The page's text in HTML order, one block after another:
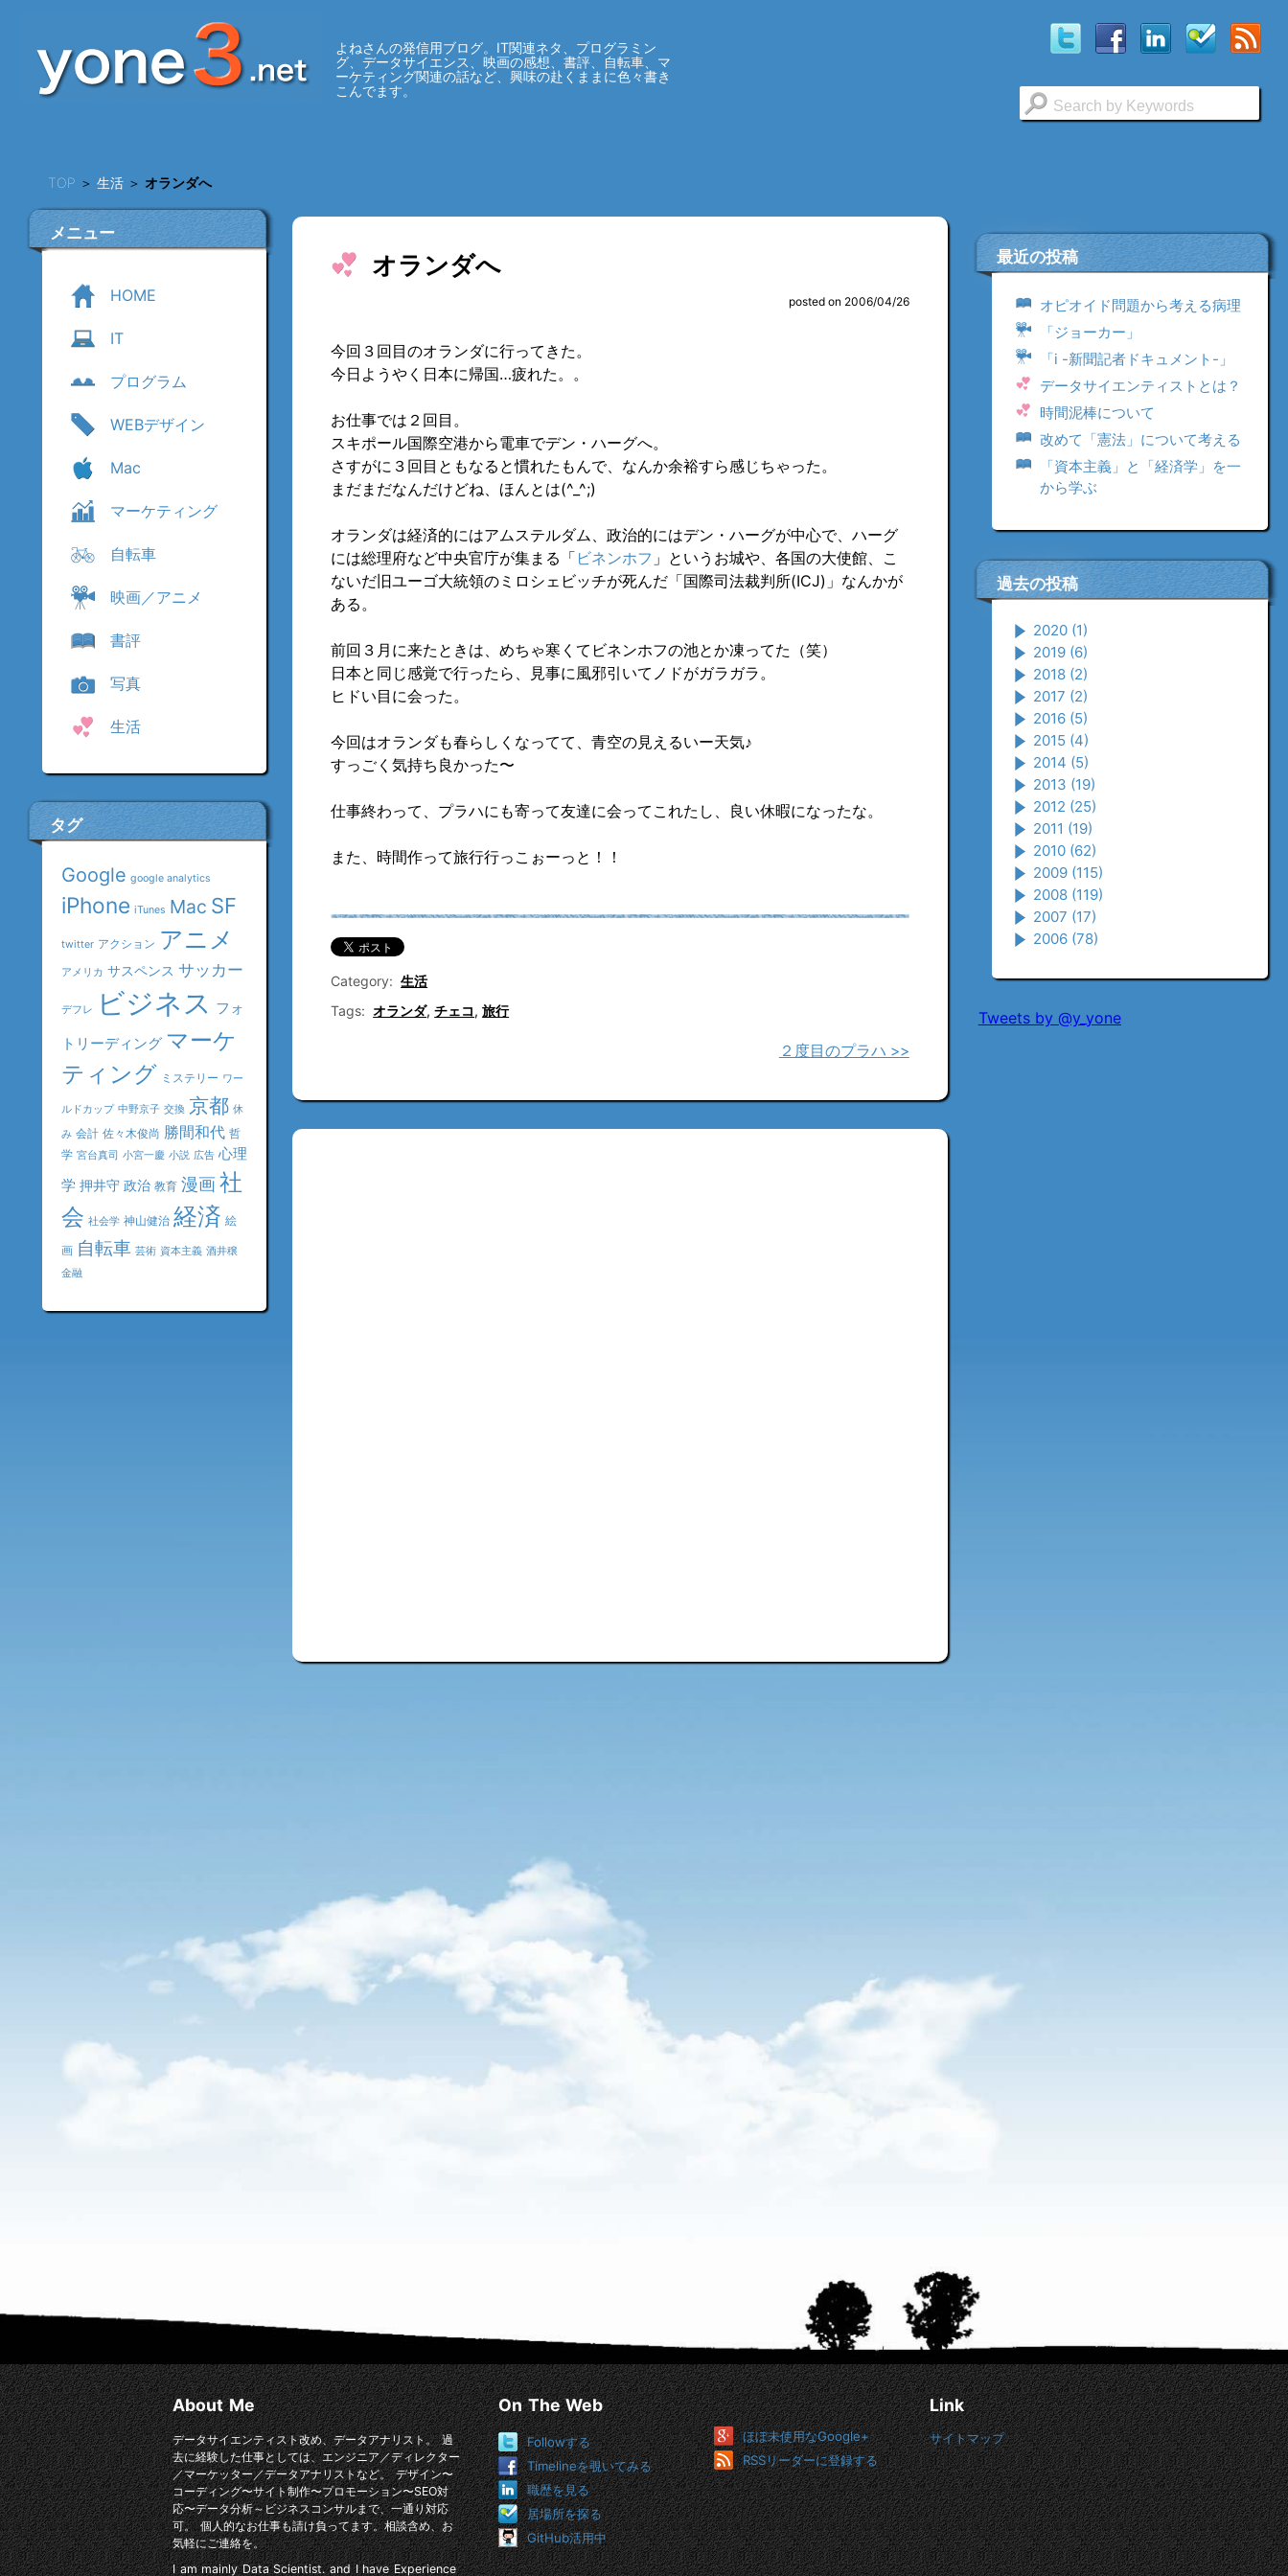
よねさんの発信用ブログ。IT関連ネタ、プログラミン
グ、データサイエンス、映画の感想、書評、自転車、マ
ーケティング関連の話など、興味の赴くままに色々書き
こんでます。
TOP ＞生活 ＞オランダへ
メニュー
HOME
IT
プログラム
WEBデザイン
Mac
マーケティング
自転車
映画／アニメ
書評
写真
生活
タグ
Google google analytics
iPhone iTunes Mac SF
twitter アクション アニメ
アメリカ サスペンス サッカー
デフレ ビジネス フォ
トリーディング マーケ
ティング ミステリー ワー
ルドカップ 中野京子 交換 京都 休
み 会計 佐々木俊尚 勝間和代 哲
学 宮台真司 小宮一慶 小説 広告 心理
学 押井守 政治 教育 漫画社
会 社会学 神山健治 経済 絵
画 自転車 芸術 資本主義 酒井穣
金融
最近の投稿
オピオイド問題から考える病理
「ジョーカー」
「i -新聞記者ドキュメント-」
データサイエンティストとは？
時間泥棒について
改めて「憲法」について考える
「資本主義」と「経済学」を一
から学ぶ
過去の投稿
2020 (1)
2019 (6)
2018 (2)
2017 (2)
2016 (5)
2015 (4)
2014 (5)
2013 (19)
2012 (25)
2011 (19)
2010 (62)
2009 (115)
2008 (119)
2007 (17)
2006 (78)
Tweets by @y_yone
オランダへ
posted on 2006/04/26
今回３回目のオランダに行ってきた。
今日ようやく日本に帰国…疲れた。。
お仕事では２回目。
スキポール国際空港から電車でデン・ハーグへ。
さすがに３回目ともなると慣れたもんで、なんか余裕すら感じちゃった。
まだまだなんだけどね、ほんとは(^_^;)
オランダは経済的にはアムステルダム、政治的にはデン・ハーグが中心で、ハーグ
には総理府など中央官庁が集まる「 ビネンホフ 」というお城や、各国の大使館、こ
ないだ旧ユーゴ大統領のミロシェビッチが死んだ「国際司法裁判所(ICJ)」なんかが
ある。
前回３月に来たときは、めちゃ寒くてビネンホフの池とか凍ってた（笑）
日本と同じ感覚で行ったら、見事に風邪引いてノドがガラガラ。
ヒドい目に会った。
今回はオランダも春らしくなってて、青空の見えるいー天気♪
すっごく気持ち良かった〜
仕事終わって、プラハにも寄って友達に会ってこれたし、良い休暇になったな。
また、時間作って旅行行っこぉーっと！！
Category:生活
Tags:オランダ,チェコ,旅行
２度目のプラハ >>
About Me
データサイエンティスト改め、データアナリスト。 過
去に経験した仕事としては、エンジニア／ディレクター
／マーケッター／データアナリストなど。 デザイン〜
コーディング〜サイト制作〜プロモーション〜SEO対
応〜データ分析～ビジネスコンサルまで、一通り対応
可。 個人的なお仕事も請け負ってます。相談含め、お
気軽にご連絡を。
I am mainly Data Scientist. and I have Experience
On The Web
Followする
Timelineを覗いてみる
職歴を見る
居場所を探る
GitHub活用中
ほぼ未使用なGoogle+
RSSリーダーに登録する
Link
サイトマップ